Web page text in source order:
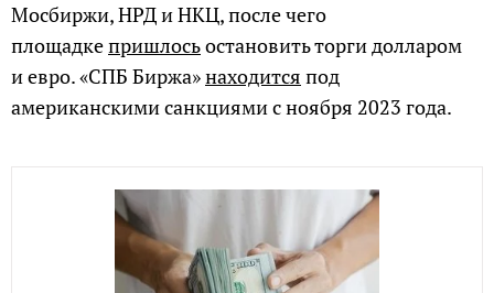
Мосбиржи, НРД и НКЦ, после чего
площадкепришлосьостановить торги долларом
и евро. «СПБ Биржа»находится под
американскими санкциями с ноября 2023 года.